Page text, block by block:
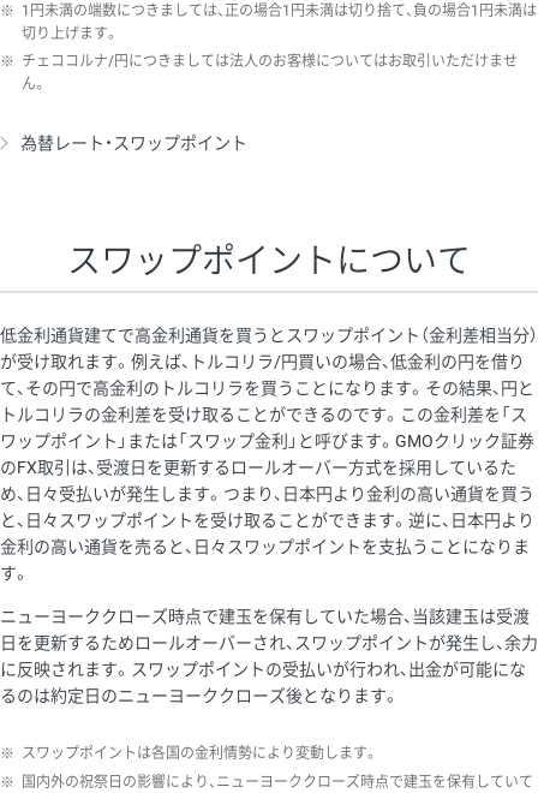
※ 1円未満の端数につきましては、正の場合1円未満は切り捨て、負の場合1円未満は
切り上げます。
※ チェココルナ/円につきましては法人のお客様についてはお取引いただけませ
ん。
為替レート・スワップポイント
スワップポイントについて
低金利通貨建てで高金利通貨を買うとスワップポイント（金利差相当分）
が受け取れます。例えば、トルコリラ/円買いの場合、低金利の円を借り
て、その円で高金利のトルコリラを買うことになります。その結果、円と
トルコリラの金利差を受け取ることができるのです。この金利差を「ス
ワップポイント」または「スワップ金利」と呼びます。GMOクリック証券
のFX取引は、受渡日を更新するロールオーバー方式を採用しているた
め、日々受払いが発生します。つまり、日本円より金利の高い通貨を買う
と、日々スワップポイントを受け取ることができます。逆に、日本円より
金利の高い通貨を売ると、日々スワップポイントを支払うことになりま
す。
ニューヨーククローズ時点で建玉を保有していた場合、当該建玉は受渡
日を更新するためロールオーバーされ、スワップポイントが発生し、余力
に反映されます。スワップポイントの受払いが行われ、出金が可能にな
るのは約定日のニューヨーククローズ後となります。
※ スワップポイントは各国の金利情勢により変動します。
※
国内外の祝祭日の影響により、ニューヨーククローズ時点で建玉を保有していて